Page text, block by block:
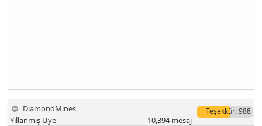
DiamondMines
Yıllanmış Üye
Teşekkür: 988
10,394mesaj